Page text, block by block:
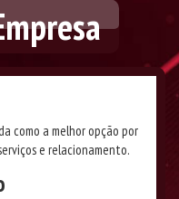
como a melhor opção por
e relacionamento.